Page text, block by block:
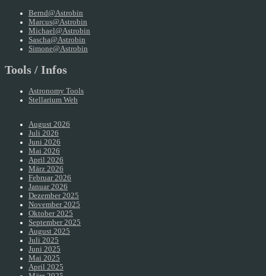
Bernd@Astrobin
Marcus@Astrobin
Michael@Astrobin
Sascha@Astrobin
Simone@Astrobin
Tools / Infos
Astronomy Tools
Stellarium Web
August 2026
Juli 2026
Juni 2026
Mai 2026
April 2026
März 2026
Februar 2026
Januar 2026
Dezember 2025
November 2025
Oktober 2025
September 2025
August 2025
Juli 2025
Juni 2025
Mai 2025
April 2025